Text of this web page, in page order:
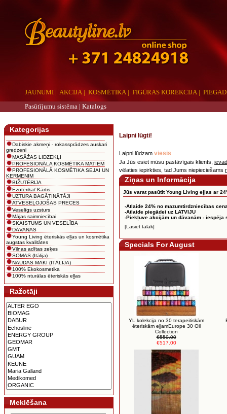
JAUNUMI | AKCIJA | KOSMĒTIKA | FIGŪRAS KOREKCIJA|
Pasūtījumu sistēma | Katalogs
Kategorijas
Dabiskie akmeņi - rokassprādzes auskari
gredzeni
MASĀŽAS LIDZEKĻI
PROFESIONĀLA KOSMĒTIKA MATIEM
PROFESIONĀLĀ KOSMĒTIKA SEJAI UN
ĶERMENIM
BIŽUTĒRIJA
Ezotērika/ Kārtis
UZTURA BAGĀTINĀTĀJI
ATVESEĻOJOŠAS PRECES
Veselīgs uzsturs
Mājas saimniecībai
SKAISTUMS UN VESELĪBA
DĀVANAS
Young Living ēteriskās eļļas un kosmētika
augstas kvalitātes
Vilnas adītas zeķes
SOMAS (Itālija)
NAUDAS MAKI (ITĀLIJA)
100% Ekokosmetika
100% nturālas ēteriskās eļļas
Ražotāji
Meklēšana
Laipni lūgti!
Laipni lūdzam viesis
Ja Jūs esiet mūsu pastāvīgais klients,
vēlaties iepirkties, tad Jums niepieciešams
Ziņas un Informācija
Jūs varat pasūtīt Young Living eļļas ar
-Atlaide 24% no mazumtirdzniecības
-Atlaide piegādei uz LATVIJU
-Piekļuve akcijām un dāvanām - iespēja
[Lasiet tālāk]
Specials For August
YL kolekcija no 30 terapeitiskām
ēteriskām eļļamEurope 30 Oil
Collection
€550.00
€517.00